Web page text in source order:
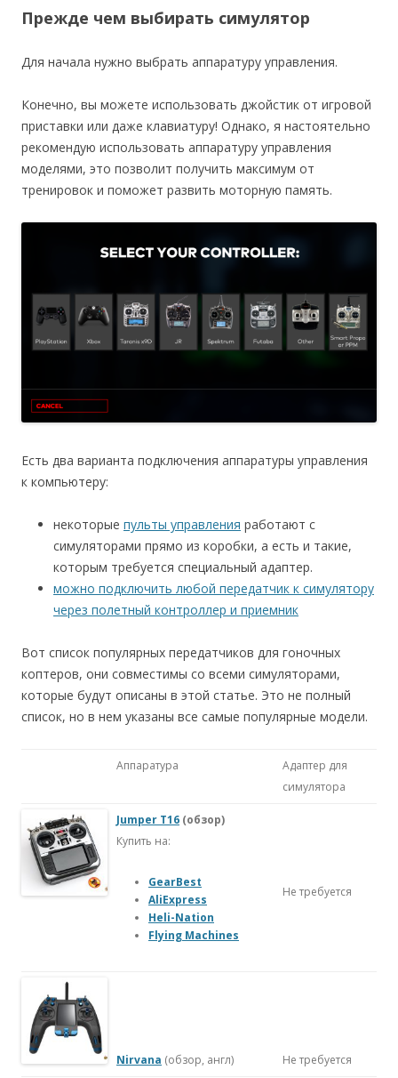
Прежде чем выбирать симулятор
Для начала нужно выбрать аппаратуру управления.
Конечно, вы можете использовать джойстик от игровой
приставки или даже клавиатуру! Однако, я настоятельно
рекомендую использовать аппаратуру управления
моделями, это позволит получить максимум от
тренировок и поможет развить моторную память.
Есть два варианта подключения аппаратуры управления
к компьютеру:
некоторые пульты управления работают с
симуляторами прямо из коробки, а есть и такие,
которым требуется специальный адаптер.
можно подключить любой передатчик к симулятору
через полетный контроллер и приемник
Вот список популярных передатчиков для гоночных
коптеров, они совместимы со всеми симуляторами,
которые будут описаны в этой статье. Это не полный
список, но в нем указаны все самые популярные модели.
Аппаратура
Адаптер для
симулятора
Jumper T16 (обзор)
Купить на:
GearBest
AliExpress
Heli-Nation
Flying Machines
Не требуется
Nirvana (обзор, англ) Не требуется